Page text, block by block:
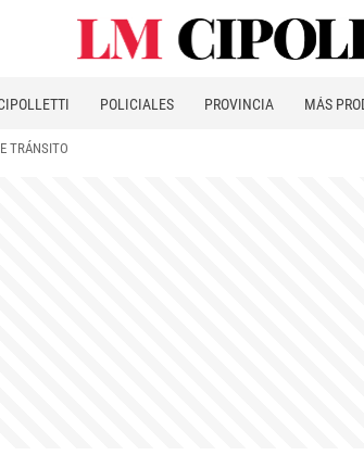
POLICIALES PROVINCIA MÁS
TRÁNSITO